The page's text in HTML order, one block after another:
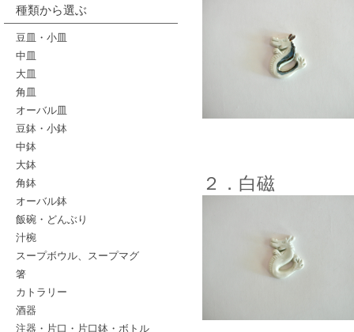
種類から選ぶ
豆皿・小皿
中皿
大皿
角皿
オーバル皿
豆鉢・小鉢
中鉢
大鉢
角鉢
オーバル鉢
飯碗・どんぶり
汁椀
スープボウル、スープマグ
箸
カトラリー
酒器
注器・片口・片口鉢・ボトル
２．白磁